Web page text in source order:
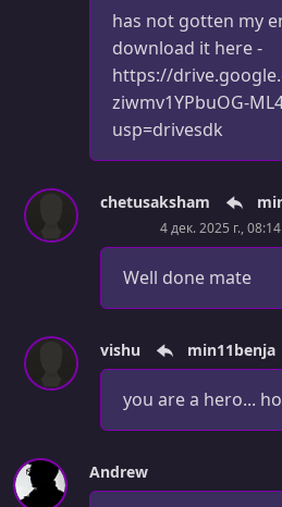
has not gotten my
download it here -
https://
ziwmv1YPbuOG-
usp=drivesdk
chetusaksham
4 дек. 2025 г., 08:14
Well done mate
vishu min11benja
you are a hero...
Andrew